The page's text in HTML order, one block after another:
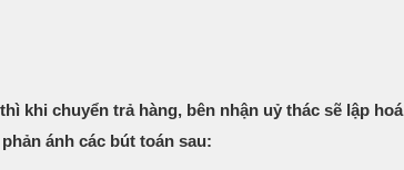
khi chuyển trả hàng, bên nhận uỷ thác sẽ lập hoá
ánh các bút toán sau: